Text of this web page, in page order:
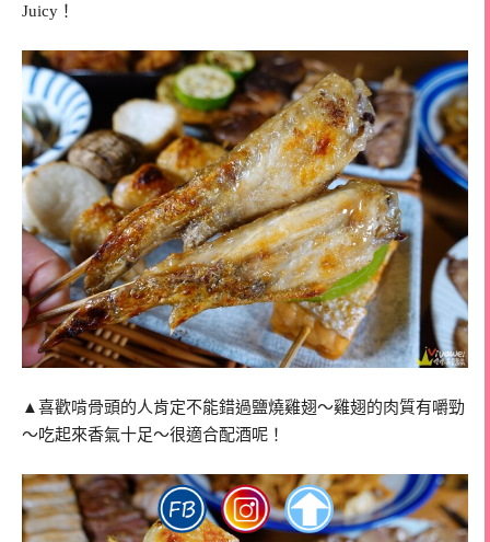
Juicy！
▲喜歡啃骨頭的人肯定不能錯過鹽燒雞翅～雞翅的肉質有嚼勁
～吃起來香氣十足～很適合配酒呢！